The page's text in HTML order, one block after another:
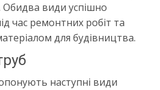
Обидва види успішно
час ремонтних робіт та
для будівництва.
наступні види